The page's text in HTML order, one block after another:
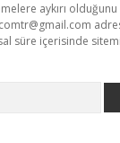
aykırı
süre içerisinde